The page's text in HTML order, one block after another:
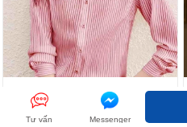
Mã L271: sơ mi dài tay kẻ sọc cho
nữ cao cấp
Tư vấn Messenger